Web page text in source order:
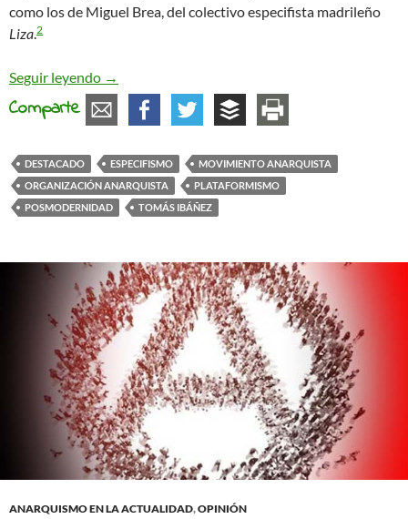
como los de Miguel Brea, del colectivo especifista madrileño
Liza.2
Seguir leyendo Anarquismos en la encrucijada
→
Comparte
DESTACADO ESPECIFISMO
MOVIMIENTO ANARQUISTA
ORGANIZACIÓN ANARQUISTA
PLATAFORMISMO
POSMODERNIDAD
TOMÁS IBÁÑEZ
ANARQUISMO EN LA ACTUALIDAD,OPINIÓN